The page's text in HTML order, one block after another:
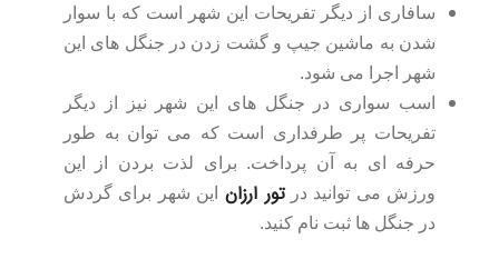
سافاری از دیگر تفریحات این شهر است که با سوار
شدن به ماشین جیپ و گشت زدن در جنگل های این
شهر اجرا می شود.
اسب سواری در جنگل های این شهر نیز از دیگر
تفریحات پر طرفداری است که می توان به طور
حرفه ای به آن پرداخت. برای لذت بردن از این
ورزش می توانید درتور ارزان
این شهر برای گردش
در جنگل ها ثبت نام کنید.